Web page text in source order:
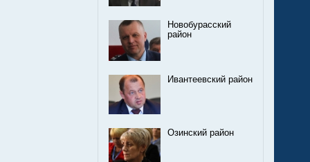
Новобурасский
район
Ивантеевский район
Озинский район